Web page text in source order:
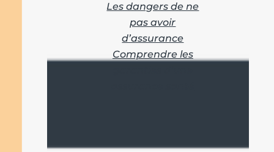
Les dangers de ne
pas avoir
d’assurance
Comprendre les